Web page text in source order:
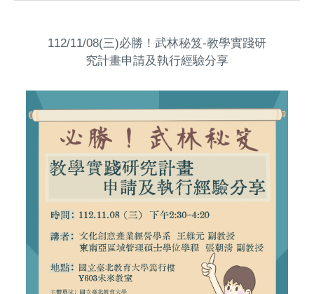
112/11/08(三)必勝！武林秘笈-教學實踐研
究計畫申請及執行經驗分享